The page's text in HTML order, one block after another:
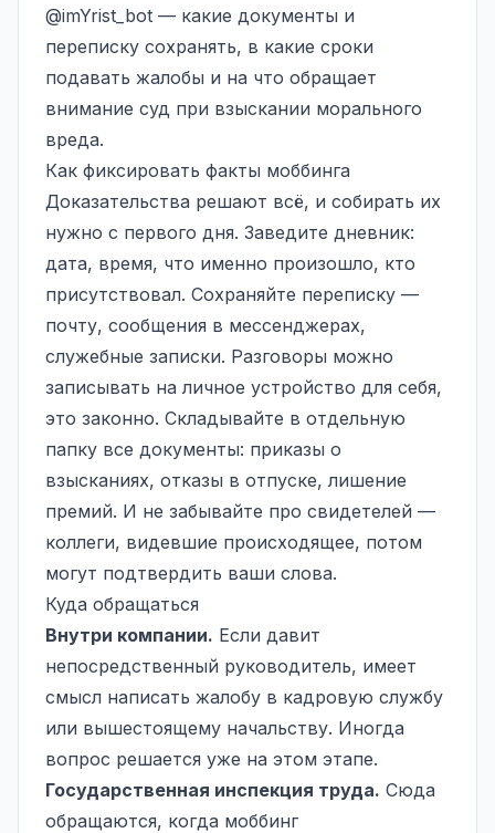
@imYrist_bot — какие документы и
переписку сохранять, в какие сроки
подавать жалобы и на что обращает
внимание суд при взыскании морального
вреда.
Как фиксировать факты моббинга
Доказательства решают всё, и собирать их
нужно с первого дня. Заведите дневник:
дата, время, что именно произошло, кто
присутствовал. Сохраняйте переписку —
почту, сообщения в мессенджерах,
служебные записки. Разговоры можно
записывать на личное устройство для себя,
это законно. Складывайте в отдельную
папку все документы: приказы о
взысканиях, отказы в отпуске, лишение
премий. И не забывайте про свидетелей —
коллеги, видевшие происходящее, потом
могут подтвердить ваши слова.
Куда обращаться
Внутри компании. Если давит
непосредственный руководитель, имеет
смысл написать жалобу в кадровую службу
или вышестоящему начальству. Иногда
вопрос решается уже на этом этапе.
Государственная инспекция труда. Сюда
обращаются, когда моббинг